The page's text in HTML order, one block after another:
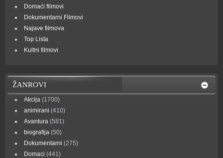
Domaći filmovi
Dokumentarni Filmovi
Najave filmova
Top Lista
Kultni filmovi
ŽANROVI
Akcija (1700)
animirani (410)
Avantura (581)
biografija (50)
Dokumentarni (275)
Domaci (441)